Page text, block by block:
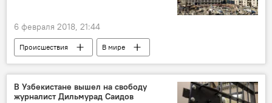
6 февраля 2018, 21:44
Происшествия
В мире
Борьба с терроризмом
Сирия
Дамаск
Террористы обстрел
В Узбекистане вышел на свободу
журналист Дильмурад Саидов